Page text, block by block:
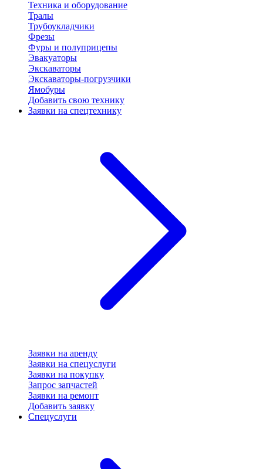
Техника и оборудование
Тралы
Трубоукладчики
Фрезы
Фуры и полуприцепы
Эвакуаторы
Экскаваторы
Экскаваторы-погрузчики
Ямобуры
Добавить свою технику
Заявки на спецтехнику
Заявки на аренду
Заявки на спецуслуги
Заявки на покупку
Запрос запчастей
Заявки на ремонт
Добавить заявку
Спецуслуги